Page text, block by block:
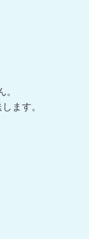
。
ます。